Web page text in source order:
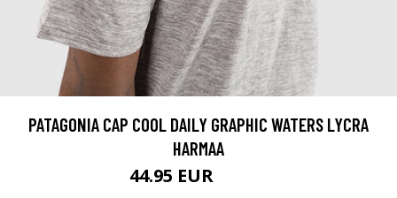
PATAGONIA CAP COOL DAILY GRAPHIC WATERS LYCRA
HARMAA
44.95 EUR